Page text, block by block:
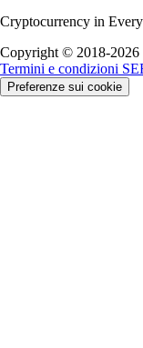
Cryptocurrency in
Copyright © 2018-
Termini e condizioni
Preferenze sui cookie